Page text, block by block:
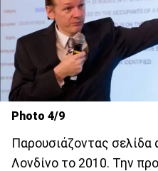
Photo 4/9
Παρουσιάζοντας
Λονδίνο το 2010. Την